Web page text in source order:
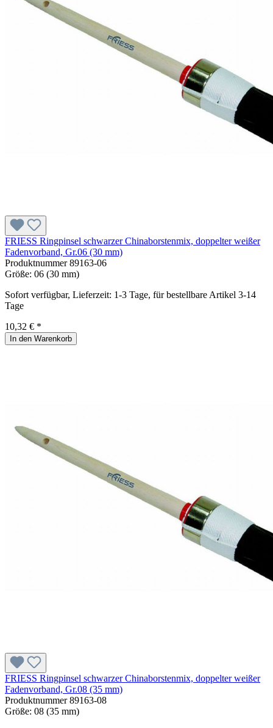
FRIESS Ringpinsel schwarzer Chinaborstenmix, doppelter weißer
Fadenvorband, Gr.06 (30 mm)
Produktnummer89163-06
Größe: 06 (30 mm)
Sofort verfügbar, Lieferzeit: 1-3 Tage, für bestellbare Artikel 3-14
Tage
10,32 € *
In den Warenkorb
FRIESS Ringpinsel schwarzer Chinaborstenmix, doppelter weißer
Fadenvorband, Gr.08 (35 mm)
Produktnummer89163-08
Größe: 08 (35 mm)